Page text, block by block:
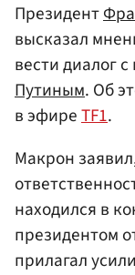
Президент
высказал
вести диалог с
Путиным. Об
в эфиреTF1.
Макрон
находился в
президентом
прилагал